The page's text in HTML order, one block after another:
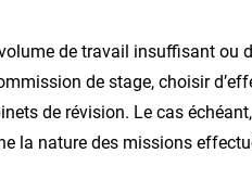
de travail insuffisant ou
de stage, choisir
de révision. Le cas
la nature des missions